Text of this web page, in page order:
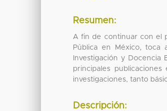
Resumen:
A fin de continuar con el
Pública en México, toca
Investigación y Docencia
principales
investigaciones, tanto
Descripción: